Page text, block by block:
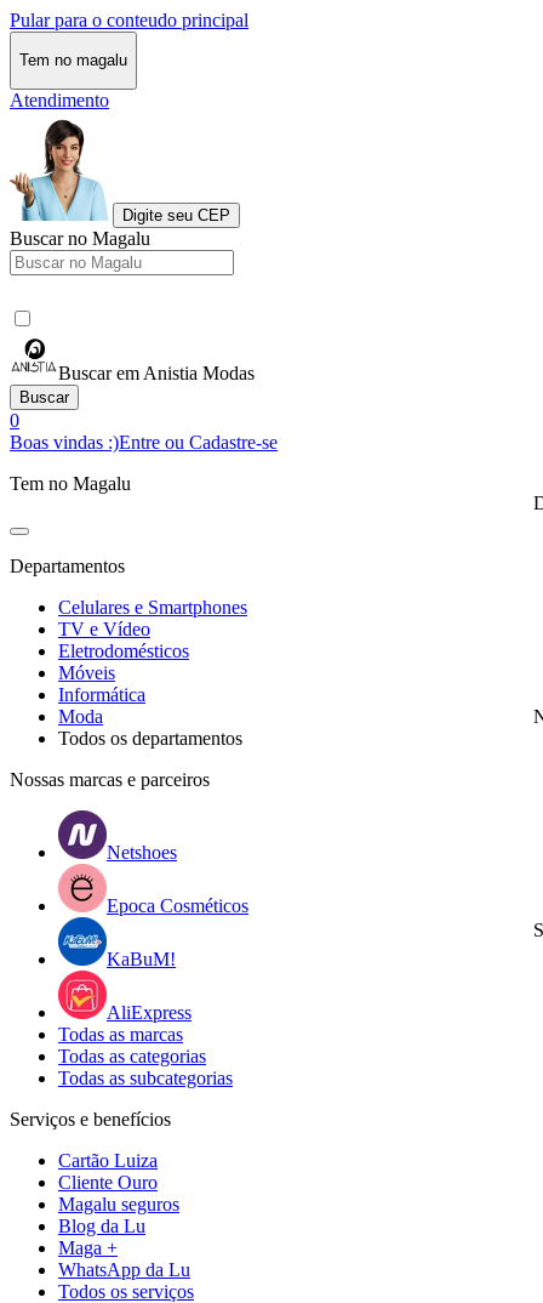
Pular para o conteudo principal
Tem no magalu
Atendimento
Digite seu CEP
Buscar no Magalu
Buscar em Anistia Modas
Buscar
0
Boas vindas :)Entre ou Cadastre-se
Tem no Magalu
Departamentos
Celulares e Smartphones
TV e Vídeo
Eletrodomésticos
Móveis
Informática
Moda
Todos os departamentos
Nossas marcas e parceiros
Netshoes
Epoca Cosméticos
KaBuM!
AliExpress
Todas as marcas
Todas as categorias
Todas as subcategorias
Serviços e benefícios
Cartão Luiza
Cliente Ouro
Magalu seguros
Blog da Lu
Maga +
WhatsApp da Lu
Todos os serviços